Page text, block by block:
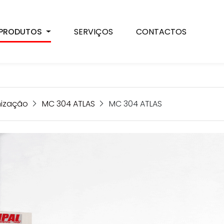
SERVIÇOS CONTACTOS
MC 304 ATLAS MC 304 ATLAS